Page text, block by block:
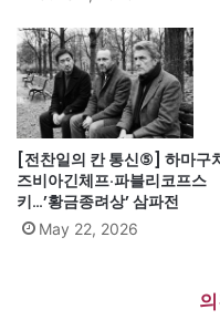
[전찬일의 칸 통신⑤] 하마구
즈비아긴체프·파블리코프스
키…’황금종려상’ 삼파전
May 22, 2026